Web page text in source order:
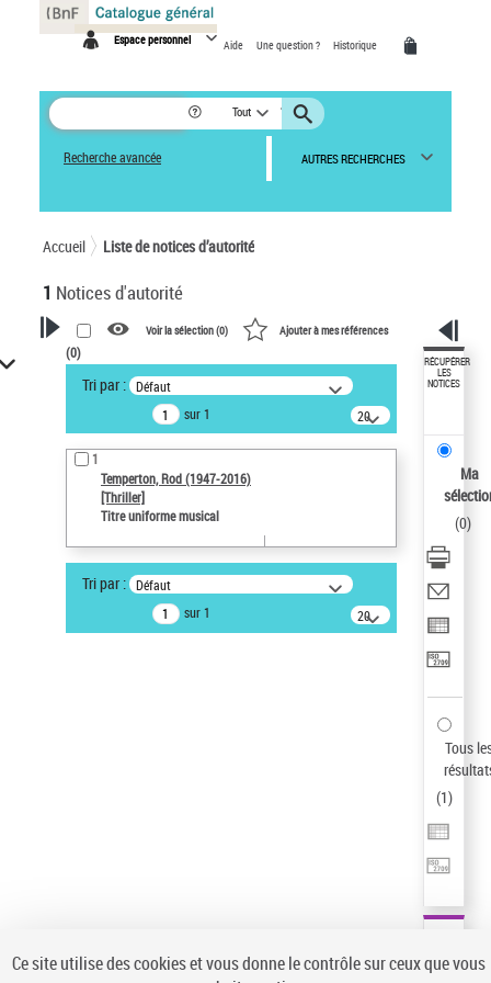
Espace personnel Aide Une question ? Historique
Tout
Recherche avancée AUTRES RECHERCHES
Accueil Liste de notices d’autorité
1 Notices d'autorité
VOTRE RECHERCHE
Recherche avancée dans les
notices d’autorité
Œuvres liées à l'auteur :
Temperton, Rod (1947-2016)
Statut de la notice d’autorité
Notice élémentaire
Auteur d’œuvre
Voir la sélection (0) Ajouter à mes références
(0)
Tri par : Défaut
sur 1
20
résultats/page
1
Temperton, Rod (1947-2016)
[Thriller]
Titre uniforme musical
Tri par : Défaut
sur 1
20
résultats/page
RÉCUPÉRER
LES
NOTICES
Ma
(0)
Tous
(1)
Panneau de gestion des cookies
Ce site utilise des cookies et vous donne le contrôle sur ceux que vous